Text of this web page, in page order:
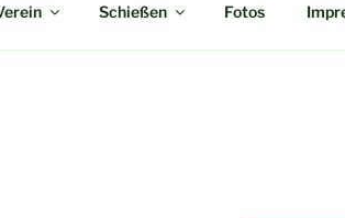
Schießen Fotos